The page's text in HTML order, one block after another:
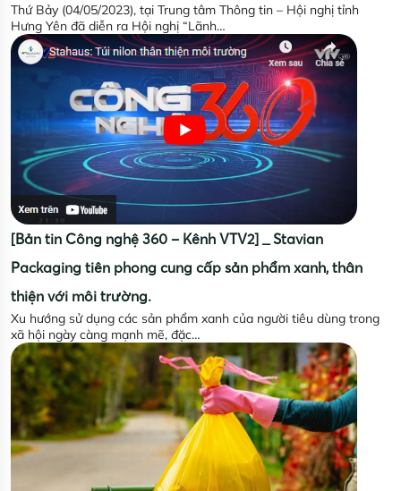
Thứ Bảy (04/05/2023), tại Trung tâm Thông tin – Hội nghị tỉnh
Hưng Yên đã diễn ra Hội nghị “Lãnh…
[Bản tin Công nghệ 360 – Kênh VTV2] _ Stavian
Packaging tiên phong cung cấp sản phẩm xanh, thân
thiện với môi trường.
Xu hướng sử dụng các sản phẩm xanh của người tiêu dùng trong
xã hội ngày càng mạnh mẽ, đặc…